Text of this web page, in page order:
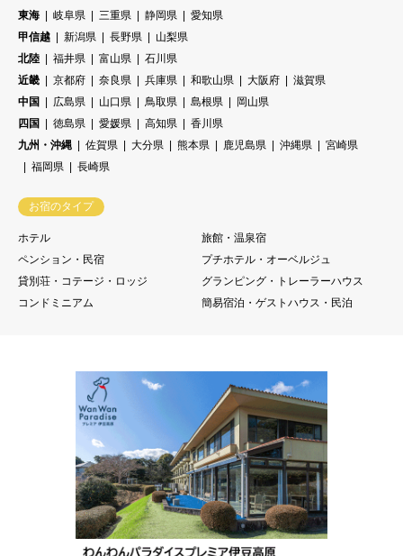
東海 岐阜県 三重県 静岡県
愛知県
甲信越
新潟県 長野県
山梨県
北陸
福井県 富山県
石川県
近畿
京都府 奈良県 兵庫県 和歌山県 大阪府
滋賀県
中国
広島県 山口県 鳥取県 島根県
岡山県
四国
徳島県 愛媛県 高知県
香川県
九州・沖縄
佐賀県 大分県 熊本県 鹿児島県 沖縄県
宮崎県
福岡県
長崎県
お宿のタイプ
ホテル
旅館・温泉宿
ペンション・民宿
プチホテル・オーベルジュ
貸別荘・コテージ・ロッジ
グランピング・トレーラーハウス
コンドミニアム
簡易宿泊・ゲストハウス・民泊